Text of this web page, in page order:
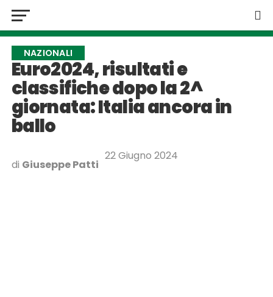
NAZIONALI
Euro2024, risultati e
classifiche dopo la 2^
giornata: Italia ancora in
ballo
di Giuseppe Patti
22 Giugno 2024